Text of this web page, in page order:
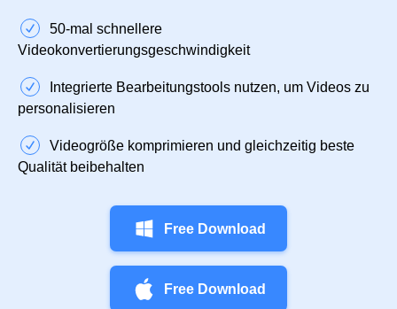
50‑mal schnellere
Videokonvertierungsgeschwindigkeit
Integrierte Bearbeitungstools nutzen, um Videos zu
personalisieren
Videogröße komprimieren und gleichzeitig beste
Qualität beibehalten
Free Download
Free Download